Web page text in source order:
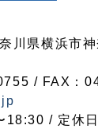
県横浜市神
/ FAX：
18:30 / 定休